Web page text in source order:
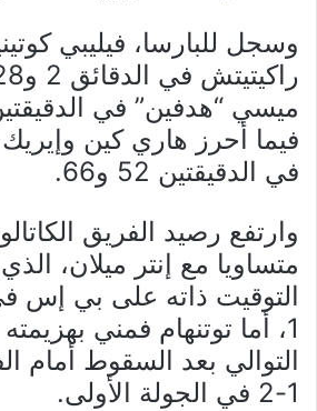
وسجل للبارسا، فيليبي
فيما أحرز هاري كين وإيريك
في الدقيقتين 52 و66.
متساويا مع إنتر ميلان،
1، أما توتنهام فمني
التوالي بعد السقوط أمام
1-2 في الجولة الأولى.